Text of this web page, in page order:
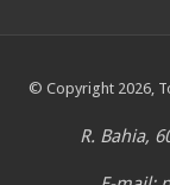
© Copyright 2026,
R. Bahia,